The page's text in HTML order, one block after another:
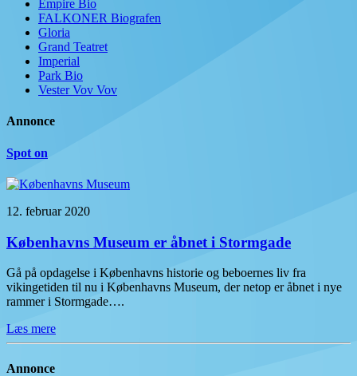
Empire Bio
FALKONER Biografen
Gloria
Grand Teatret
Imperial
Park Bio
Vester Vov Vov
Annonce
Spot on
12. februar 2020
Københavns Museum er åbnet i Stormgade
Gå på opdagelse i Københavns historie og beboernes liv fra
vikingetiden til nu i Københavns Museum, der netop er åbnet i nye
rammer i Stormgade….
Læs mere
Annonce